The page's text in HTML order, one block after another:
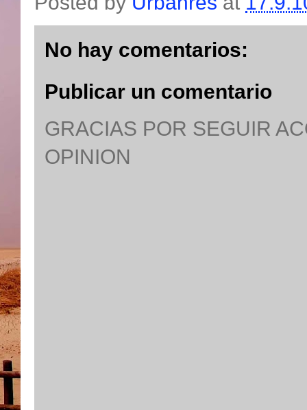
No hay comentarios:
Publicar un comentario
GRACIAS POR SEGUIR
OPINION